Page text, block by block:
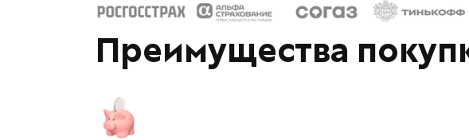
Преимущества